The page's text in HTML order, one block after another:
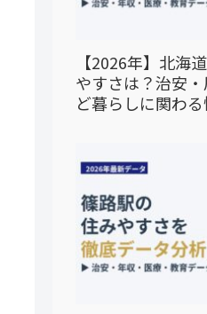
【2026年】北海
やすさは？治安
ど暮らしに関わ